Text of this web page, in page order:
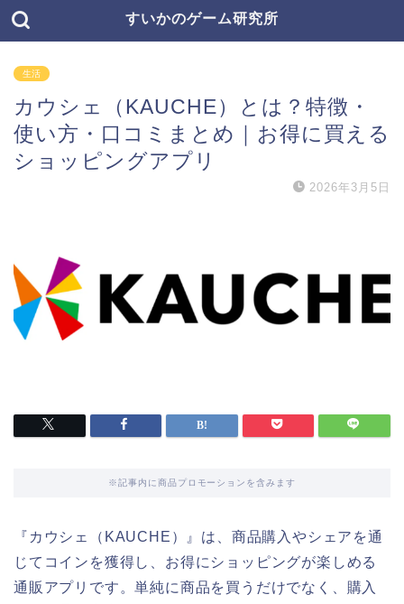
すいかのゲーム研究所
生活
カウシェ（KAUCHE）とは？特徴・
使い方・口コミまとめ｜お得に買える
ショッピングアプリ
2026年3月5日
※記事内に商品プロモーションを含みます
『カウシェ（KAUCHE）』は、商品購入やシェアを通
じてコインを獲得し、お得にショッピングが楽しめる
通販アプリです。単純に商品を買うだけでなく、購入